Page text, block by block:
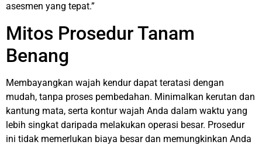
asesmen yang tepat.”
Mitos Prosedur Tanam
Benang
Membayangkan wajah kendur dapat teratasi dengan
mudah, tanpa proses pembedahan. Minimalkan kerutan dan
kantung mata, serta kontur wajah Anda dalam waktu yang
lebih singkat daripada melakukan operasi besar. Prosedur
ini tidak memerlukan biaya besar dan memungkinkan Anda